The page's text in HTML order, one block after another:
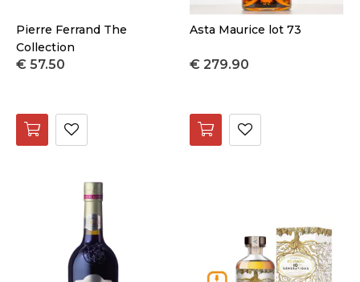
Pierre Ferrand The
Collection
€ 57.50
Asta Maurice lot 73
€ 279.90